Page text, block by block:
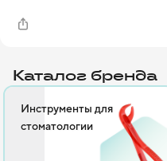
Каталог бренда
Инструменты для
стоматологии